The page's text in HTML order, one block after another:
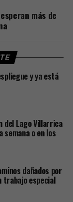
más de
y ya está
del Lago Villarrica
semana o en los
dañados por
trabajo especial